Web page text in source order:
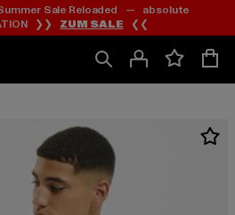
Zum
Inhalt
springen
Zum
Fußzeile
springen
Sale Reloaded — absolute
❯❯ ZUM SALE ❮❮